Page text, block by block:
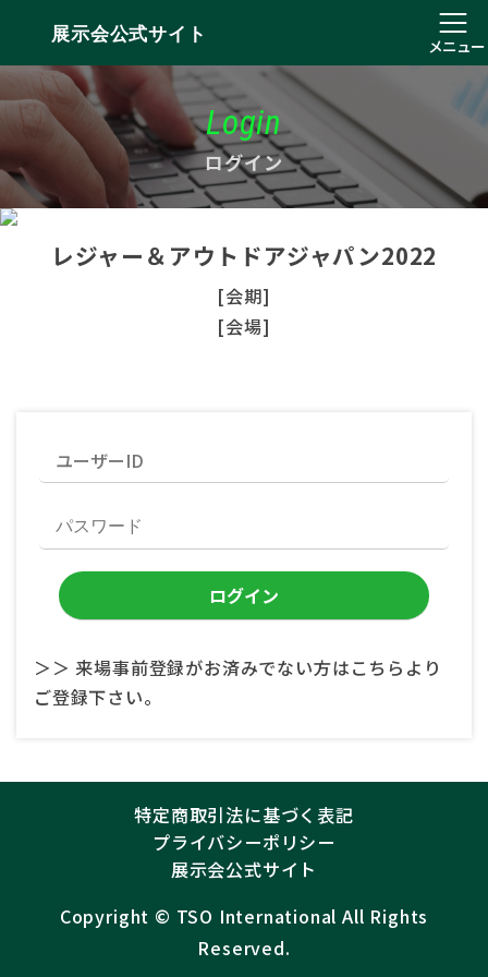
展示会公式サイト
メニュー
Login
ログイン
レジャー＆アウトドアジャパン2022
[会期]
[会場]
＞＞ 来場事前登録がお済みでない方はこちらより
ご登録下さい。
特定商取引法に基づく表記
プライバシーポリシー
展示会公式サイト
Copyright ©︎ TSO International All Rights
Reserved.